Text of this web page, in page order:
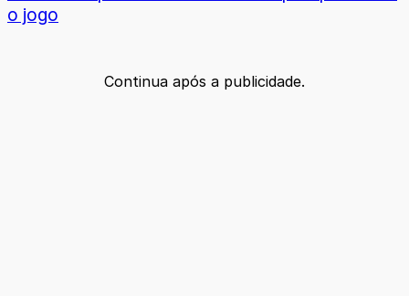
o jogo
Continua após a publicidade.